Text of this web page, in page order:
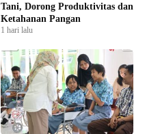
Tani, Dorong Produktivitas dan
Ketahanan Pangan
1 hari lalu